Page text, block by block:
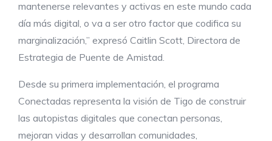
mantenerse relevantes y activas en este mundo cada
día más digital, o va a ser otro factor que codifica su
marginalización,” expresó Caitlin Scott, Directora de
Estrategia de Puente de Amistad.
Desde su primera implementación, el programa
Conectadas representa la visión de Tigo de construir
las autopistas digitales que conectan personas,
mejoran vidas y desarrollan comunidades,